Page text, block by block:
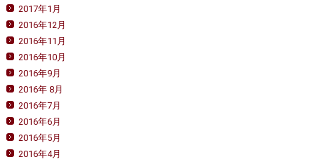
2017年1月
2016年12月
2016年11月
2016年10月
2016年9月
2016年 8月
2016年7月
2016年6月
2016年5月
2016年4月